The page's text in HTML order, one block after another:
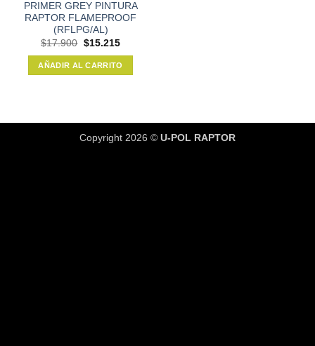
PRIMER GREY PINTURA
RAPTOR FLAMEPROOF
(RFLPG/AL)
$17.900 El
original
era:
$17.900.
$15.215El
actual
es:
$15.215.
AÑADIR AL CARRITO
Copyright 2026 © U-POL RAPTOR